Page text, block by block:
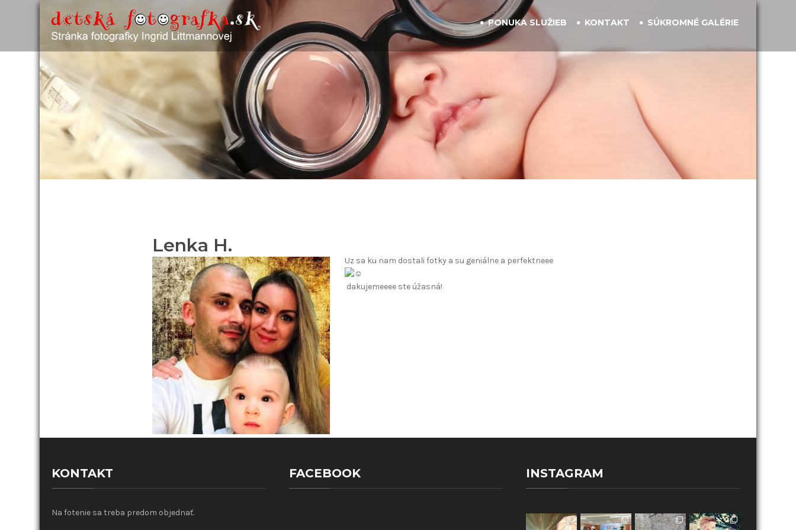
PONUKA SLUŽIEB KONTAKT SÚKROMNÉ GALÉRIE
Lenka H.
Uz sa ku nam dostali fotky a su geniálne a perfektneee
dakujemeeee ste úžasná!
KONTAKT
Na fotenie sa treba predom objednať.
FACEBOOK INSTAGRAM